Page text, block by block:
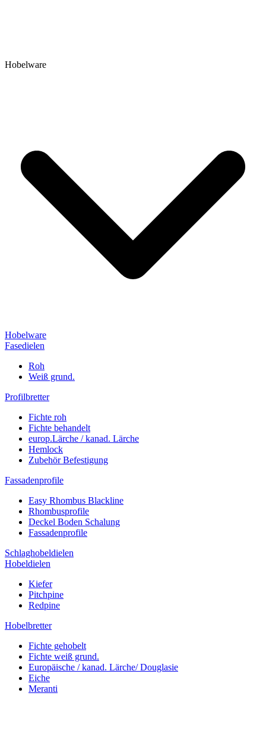
Hobelware
Hobelware
Fasedielen
Roh
Weiß grund.
Profilbretter
Fichte roh
Fichte behandelt
europ.Lärche / kanad. Lärche
Hemlock
Zubehör Befestigung
Fassadenprofile
Easy Rhombus Blackline
Rhombusprofile
Deckel Boden Schalung
Fassadenprofile
Schlaghobeldielen
Hobeldielen
Kiefer
Pitchpine
Redpine
Hobelbretter
Fichte gehobelt
Fichte weiß grund.
Europäische / kanad. Lärche/ Douglasie
Eiche
Meranti